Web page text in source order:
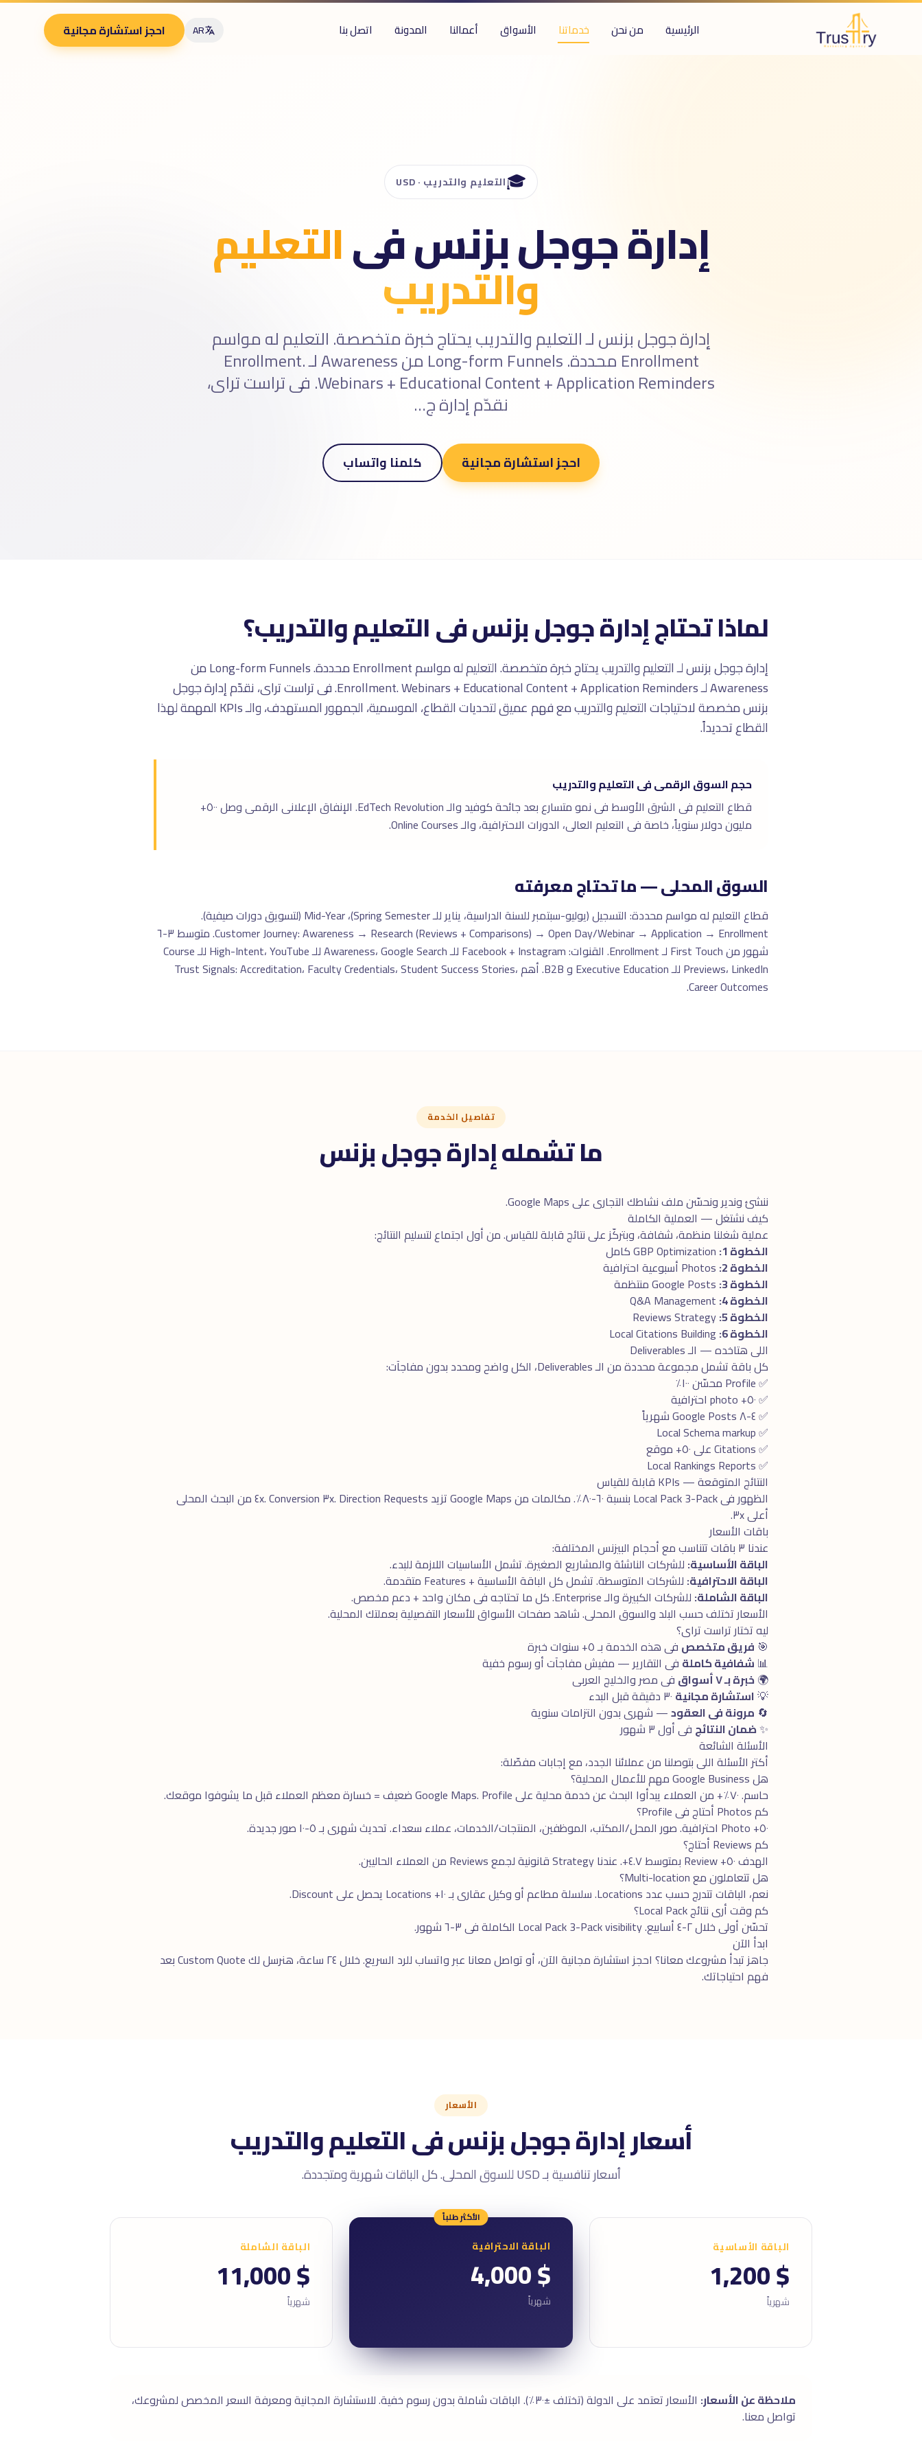
الرئيسية من نحن خدماتنا الأسواق أعمالنا المدونة اتصل بنا AR
احجز استشارة مجانية
🎓التعليم والتدريب · USD
إدارة جوجل بزنس فىالتعليم
والتدريب
إدارة جوجل بزنس لـ التعليم والتدريب يحتاج خبرة متخصصة. التعليم له مواسم
Enrollment محددة. Long-form Funnels من Awareness لـ Enrollment.
Webinars + Educational Content + Application Reminders. فى تراست تراى،
نقدّم إدارة ج…
احجز استشارة مجانية كلمنا واتساب
لماذا تحتاج إدارة جوجل بزنس فى التعليم والتدريب؟
إدارة جوجل بزنس لـ التعليم والتدريب يحتاج خبرة متخصصة. التعليم له مواسم Enrollment محددة. Long-form Funnels من
Awareness لـ Enrollment. Webinars + Educational Content + Application Reminders. فى تراست تراى، نقدّم إدارة جوجل
بزنس مخصصة لاحتياجات التعليم والتدريب مع فهم عميق لتحديات القطاع، الموسمية، الجمهور المستهدف، والـ KPIs المهمة لهذا
القطاع تحديداً.
حجم السوق الرقمى فى التعليم والتدريب
قطاع التعليم فى الشرق الأوسط فى نمو متسارع بعد جائحة كوفيد والـ EdTech Revolution. الإنفاق الإعلانى الرقمى وصل ٥٠٠+
مليون دولار سنوياً، خاصة فى التعليم العالى، الدورات الاحترافية، والـ Online Courses.
السوق المحلى — ما تحتاج معرفته
قطاع التعليم له مواسم محددة: التسجيل (يوليو-سبتمبر للسنة الدراسية، يناير للـ Spring Semester)، Mid-Year (لتسويق دورات صيفية).
Customer Journey: Awareness → Research (Reviews + Comparisons) → Open Day/Webinar → Application → Enrollment. متوسط ٣-٦
شهور من First Touch لـ Enrollment. القنوات: Facebook + Instagram للـ Awareness، Google Search للـ High-Intent، YouTube للـ Course
Previews، LinkedIn للـ Executive Education و B2B. أهم Trust Signals: Accreditation، Faculty Credentials، Student Success Stories،
Career Outcomes.
تفاصيل الخدمة
ما تشمله إدارة جوجل بزنس
ننشئ وندير ونحسّن ملف نشاطك التجارى على Google Maps.
كيف نشتغل — العملية الكاملة
عملية شغلنا منظمة، شفافة، وبتركّز على نتائج قابلة للقياس. من أول اجتماع لتسليم النتائج:
الخطوة 1:
الخطوة 2:
الخطوة 3:
الخطوة 4:
الخطوة 5:
الخطوة 6:
اللى هتاخده — الـ Deliverables
كل باقة تشمل مجموعة محددة من الـ Deliverables، الكل واضح ومحدد بدون مفاجآت:
✅ Profile محسّن ١٠٠٪
✅ ٥٠+ photo احترافية
✅ ٤-٨ Google Posts شهرياً
✅ Local Schema markup
✅ Citations على ٥٠+ موقع
✅ Local Rankings Reports
النتائج المتوقعة — KPIs قابلة للقياس
الظهور فى Local Pack 3-Pack بنسبة ٦٠-٨٠٪. مكالمات من Google Maps تزيد ٣x. Direction Requests ٤x. Conversion من البحث المحلى
أعلى ٣x.
باقات الأسعار
عندنا ٣ باقات تتناسب مع أحجام البيزنس المختلفة:
الباقة الأساسية: للشركات الناشئة والمشاريع الصغيرة. تشمل الأساسيات اللازمة للبدء.
الباقة الاحترافية: للشركات المتوسطة. تشمل كل الباقة الأساسية + Features متقدمة.
الباقة الشاملة: للشركات الكبيرة والـ Enterprise. كل ما تحتاجه فى مكان واحد + دعم مخصص.
الأسعار تختلف حسب البلد والسوق المحلى. شاهد صفحات الأسواقللأسعار التفصيلية بعملتك المحلية.
ليه تختار تراست تراى؟
🎯 فريق متخصص فى هذه الخدمة بـ ٥+ سنوات خبرة
📊 شفافية كاملة فى التقارير — مفيش مفاجآت أو رسوم خفية
🌍خبرة بـ ٧ أسواق
فى مصر والخليج العربى
💡استشارة مجانية
🔄 مرونة فى العقود— شهرى بدون التزامات سنوية
✨ضمان النتائج فى أول ٣ شهور
الأسئلة الشائعة
أكتر الأسئلة اللى بتوصلنا من عملائنا الجدد، مع إجابات مفصّلة:
هل Google Business مهم للأعمال المحلية؟
حاسم. ٧٠٪+ من العملاء يبدأوا البحث عن خدمة محلية على Google Maps. Profile ضعيف = خسارة معظم العملاء قبل ما يشوفوا موقعك.
كم Photos أحتاج فى Profile؟
٥٠+ Photo احترافية. صور المحل/المكتب، الموظفين، المنتجات/الخدمات، عملاء سعداء. تحديث شهرى بـ ٥-١٠ صور جديدة.
كم Reviews أحتاج؟
الهدف ٥٠+ Review بمتوسط ٤.٧+. عندنا Strategy قانونية لجمع Reviews من العملاء الحاليين.
هل تتعاملون مع Multi-location؟
نعم، الباقات تتدرج حسب عدد Locations. سلسلة مطاعم أو وكيل عقارى بـ ١٠+ Locations يحصل على Discount.
كم وقت أرى نتائج Local Pack؟
تحسّن أولى خلال ٢-٤ أسابيع. Local Pack 3-Pack visibility الكاملة فى ٣-٦ شهور.
ابدأ الآن
جاهز تبدأ مشروعك معانا؟ احجز استشارة مجانية الآن، أو تواصل معانا عبر واتساب
للرد السريع. خلال ٢٤ ساعة، هنرسل لك Custom Quote بعد
فهم احتياجاتك.
الأسعار
أسعار إدارة جوجل بزنس فى التعليم والتدريب
أسعار تنافسية بـ USD للسوق المحلى. كل الباقات شهرية ومتجددة.
الباقة الأساسية
$ 1,200
شهرياً
الأكثر طلباً
الباقة الاحترافية
$ 4,000
شهرياً
الباقة الشاملة
$ 11,000
شهرياً
ملاحظة عن الأسعار:
الأسعار تعتمد على الدولة (تختلف ±٣٠٪). الباقات شاملة بدون رسوم خفية. للاستشارة المجانية ومعرفة السعر المخصص لمشروعك،
تواصل معنا.